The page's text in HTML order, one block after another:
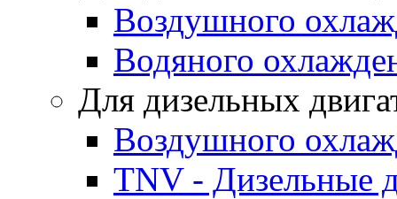
Воздушного
Водяного
Для дизельных
Воздушного
TNV - Дизельные